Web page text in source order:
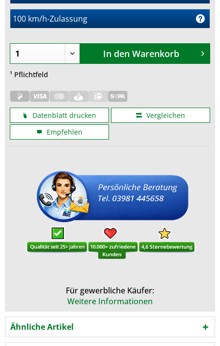
100 km/h-Zulassung
In den Warenkorb
¹ Pflichtfeld
Datenblatt drucken
Vergleichen
Empfehlen
Für gewerbliche Käufer:
Weitere Informationen
Ähnliche Artikel